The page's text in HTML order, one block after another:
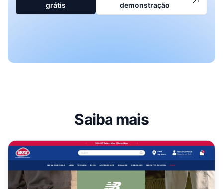
grátis
demonstração
Saiba mais
Programa de Afiliados ShopWSS